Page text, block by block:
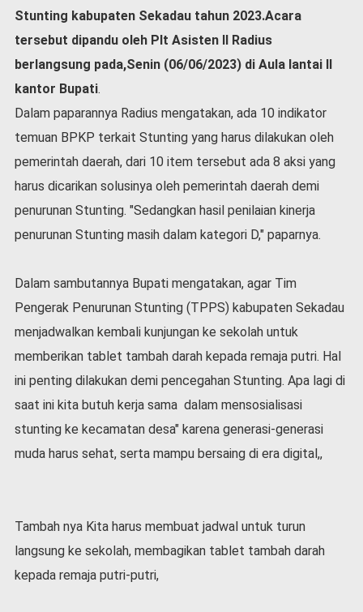
e
r
m
o
n
i
a
l
O
a
h
g
p
i
n
e
r
C
v
i
Stunting kabupaten Sekadau tahun 2023.Acara
tersebut dipandu oleh Plt Asisten II Radius
berlangsung pada,Senin (06/06/2023) di Aula lantai II
kantor Bupati.
Dalam paparannya Radius mengatakan, ada 10 indikator
temuan BPKP terkait Stunting yang harus dilakukan oleh
pemerintah daerah, dari 10 item tersebut ada 8 aksi yang
harus dicarikan solusinya oleh pemerintah daerah demi
penurunan Stunting. "Sedangkan hasil penilaian kinerja
penurunan Stunting masih dalam kategori D," paparnya.
Dalam sambutannya Bupati mengatakan, agar Tim
Pengerak Penurunan Stunting (TPPS) kabupaten Sekadau
menjadwalkan kembali kunjungan ke sekolah untuk
memberikan tablet tambah darah kepada remaja putri. Hal
ini penting dilakukan demi pencegahan Stunting. Apa lagi di
saat ini kita butuh kerja sama dalam mensosialisasi
stunting ke kecamatan desa" karena generasi-generasi
muda harus sehat, serta mampu bersaing di era digital,,
Tambah nya Kita harus membuat jadwal untuk turun
langsung ke sekolah, membagikan tablet tambah darah
kepada remaja putri-putri,